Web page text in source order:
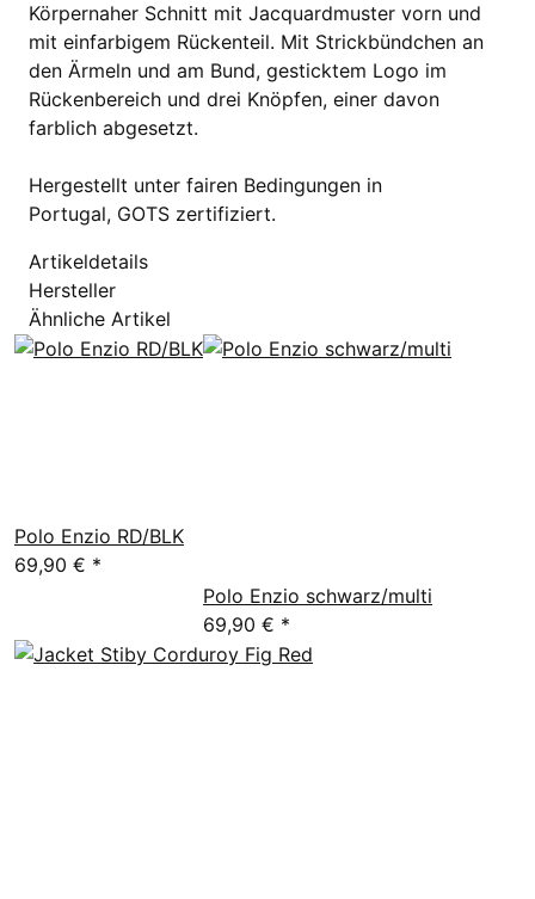
Körpernaher Schnitt mit Jacquardmuster vorn und
mit einfarbigem Rückenteil. Mit Strickbündchen an
den Ärmeln und am Bund, gesticktem Logo im
Rückenbereich und drei Knöpfen, einer davon
farblich abgesetzt.
Hergestellt unter fairen Bedingungen in
Portugal, GOTS zertifiziert.
Artikeldetails
Hersteller
Ähnliche Artikel
Polo Enzio RD/BLK
69,90 € *
Polo Enzio schwarz/multi
69,90 € *